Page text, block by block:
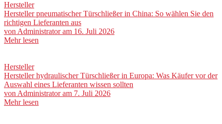
Hersteller
Hersteller pneumatischer Türschließer in China: So wählen Sie den
richtigen Lieferanten aus
von Administratoram 16. Juli 2026
Mehr lesen
Hersteller
Hersteller hydraulischer Türschließer in Europa: Was Käufer vor der
Auswahl eines Lieferanten wissen sollten
von Administratoram 7. Juli 2026
Mehr lesen